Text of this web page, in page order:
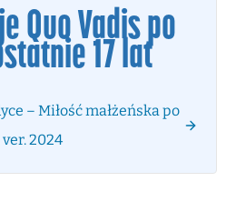
Quo Vadis po
17 lat
– Miłość małżeńska po
2024